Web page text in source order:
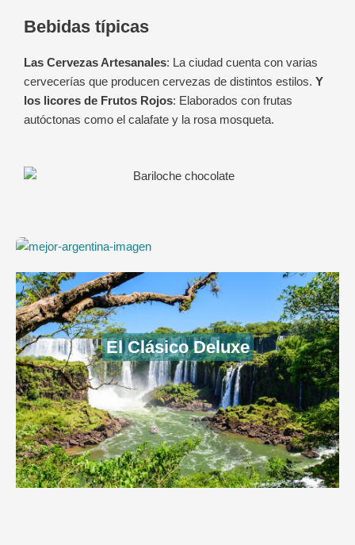
Bebidas típicas
Las Cervezas Artesanales: La ciudad cuenta con varias
cervecerías que producen cervezas de distintos estilos. Y
los licores de Frutos Rojos: Elaborados con frutas
autóctonas como el calafate y la rosa mosqueta.
Todo lo mejor de Argentina
El Clásico Deluxe